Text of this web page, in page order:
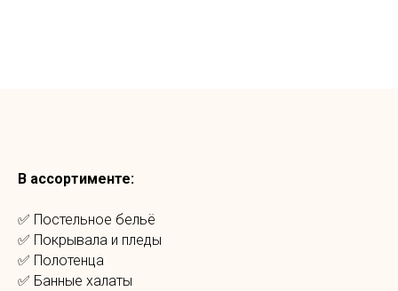
В ассортименте:
✅ Постельное бельё
✅ Покрывала и пледы
✅ Полотенца
✅ Банные халаты